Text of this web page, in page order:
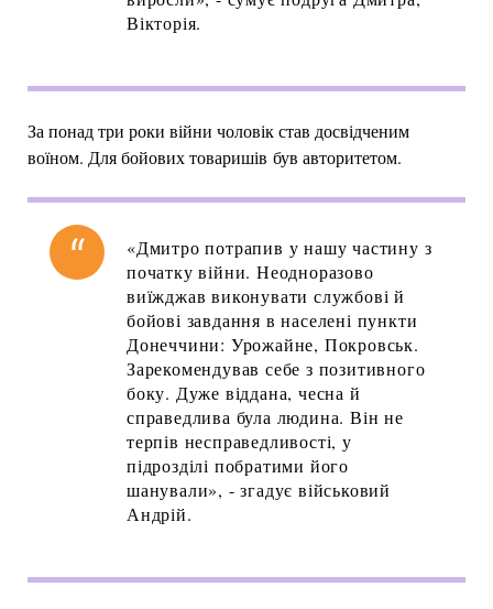
Вікторія.
За понад три роки війни чоловік став досвідченим
воїном. Для бойових товаришів був авторитетом.
«Дмитро потрапив у нашу частину з
початку війни. Неодноразово
виїжджав виконувати службові й
бойові завдання в населені пункти
Донеччини: Урожайне, Покровськ.
Зарекомендував себе з позитивного
боку. Дуже віддана, чесна й
справедлива була людина. Він не
терпів несправедливості, у
підрозділі побратими його
шанували», - згадує військовий
Андрій.